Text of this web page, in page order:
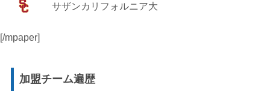
サザンカリフォルニア大
[/mpaper]
加盟チーム遍歴